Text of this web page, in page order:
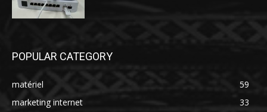
POPULAR CATEGORY
matériel
59
marketing internet
33